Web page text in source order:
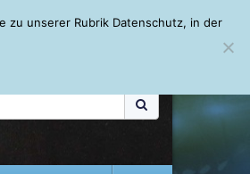
Leseempfehlungen FAQ
zu unserer Rubrik Datenschutz, in der